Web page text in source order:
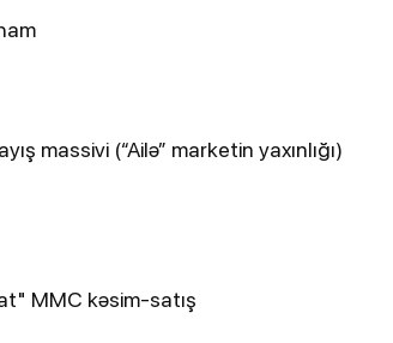
massivi (“Ailə” marketin yaxınlığı)
MMC kəsim-satış